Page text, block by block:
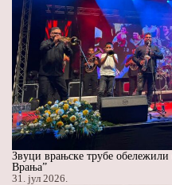
Звуци врањске трубе
Врања”
31. јул 2026.